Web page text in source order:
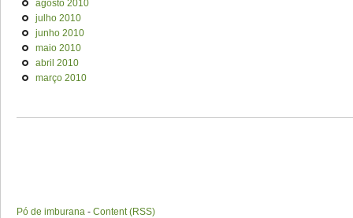
agosto 2010
julho 2010
junho 2010
maio 2010
abril 2010
março 2010
Pó de imburana - Content (RSS)